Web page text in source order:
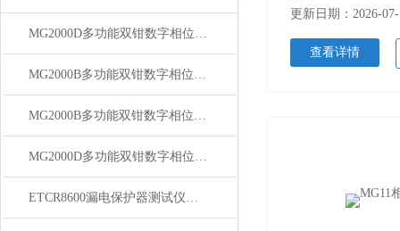
MG2000D多功能双钳数字相位伏安表【上海康登电气】
MG2000B多功能双钳数字相位伏安表 讲解
MG2000B多功能双钳数字相位伏安表产品讲解
MG2000D多功能双钳数字相位伏安表 讲解
ETCR8600漏电保护器测试仪如何测试漏电开关？
更新日期：2026-
查看详情